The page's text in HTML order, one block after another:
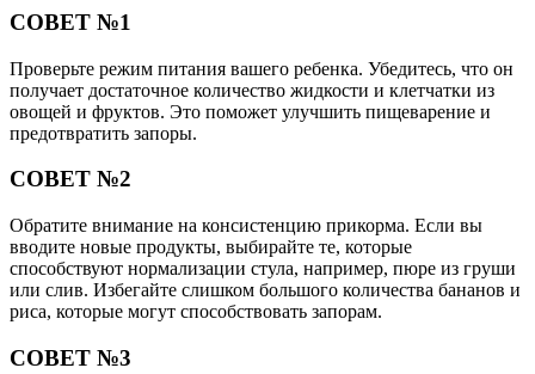
СОВЕТ №1
Проверьте режим питания вашего ребенка. Убедитесь, что он
получает достаточное количество жидкости и клетчатки из
овощей и фруктов. Это поможет улучшить пищеварение и
предотвратить запоры.
СОВЕТ №2
Обратите внимание на консистенцию прикорма. Если вы
вводите новые продукты, выбирайте те, которые
способствуют нормализации стула, например, пюре из груши
или слив. Избегайте слишком большого количества бананов и
риса, которые могут способствовать запорам.
СОВЕТ №3